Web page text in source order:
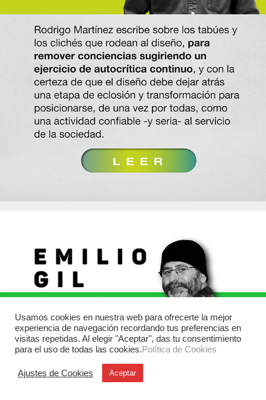
Usamos cookies en nuestra web para ofrecerte la mejor
experiencia de navegación recordando tus preferencias en
visitas repetidas. Al elegir "Aceptar", das tu consentimiento
para el uso de todas las cookies.Política de Cookies
Ajustes de Cookies Aceptar